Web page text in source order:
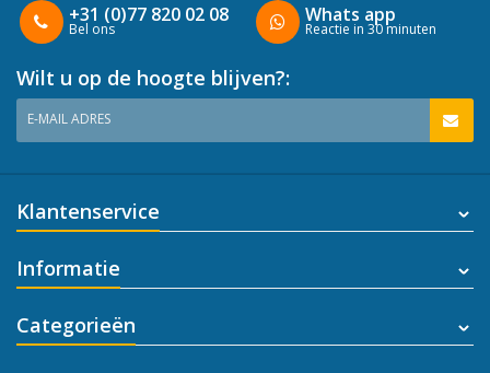
+31 (0)77 820 02 08
Bel ons
Whats app
Reactie in 30 minuten
Wilt u op de hoogte blijven?:
E-MAIL ADRES
Klantenservice
Informatie
Categorieën